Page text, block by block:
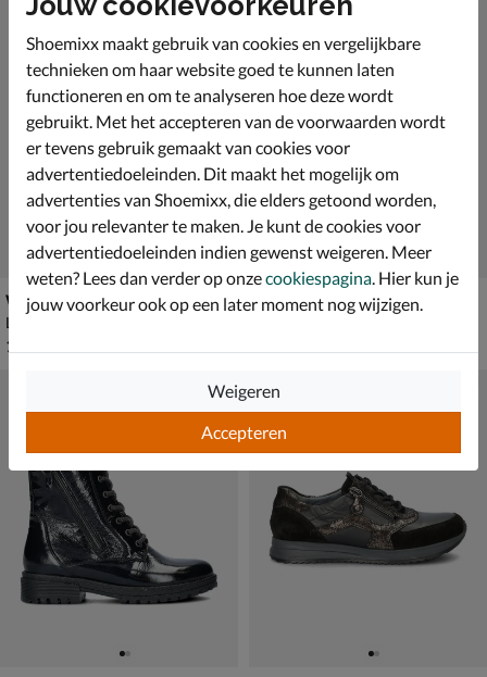
Waldläufer Janka
Lage sneakers - beige
€ 149,99
149
Waldläufer Vicky-H
Shoemixx maakt gebruik van cookies en vergelijkbare
technieken om haar website goed te kunnen laten
functioneren en om te analyseren hoe deze wordt
gebruikt. Met het accepteren van de voorwaarden wordt
er tevens gebruik gemaakt van cookies voor
advertentiedoeleinden. Dit maakt het mogelijk om
advertenties van Shoemixx, die elders getoond worden,
voor jou relevanter te maken. Je kunt de cookies voor
advertentiedoeleinden indien gewenst weigeren. Meer
weten? Lees dan verder op onzecookiespagina. Hier kun je
jouw voorkeur ook op een later moment nog wijzigen.
Accepteren
Weigeren